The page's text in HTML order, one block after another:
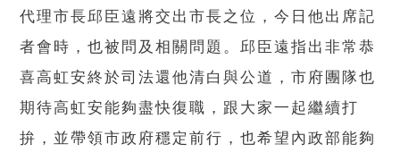
代理市長邱臣遠將交出市長之位，今日他出席記
者會時，也被問及相關問題。邱臣遠指出非常恭
喜高虹安終於司法還他清白與公道，市府團隊也
期待高虹安能夠盡快復職，跟大家一起繼續打
拚，並帶領市政府穩定前行，也希望內政部能夠